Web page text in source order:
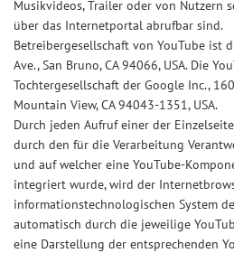
Musikvideos, Trailer oder von Nutzern
über das Internetportal abrufbar sind.
Betreibergesellschaft von YouTube ist
Ave., San Bruno, CA 94066, USA. Die
Tochtergesellschaft der Google Inc.,
Mountain View, CA 94043-1351, USA.
Durch jeden Aufruf einer der
durch den für die Verarbeitung
und auf welcher eine YouTube-
integriert wurde, wird der
informationstechnologischen System
automatisch durch die jeweilige
eine Darstellung der entsprechenden